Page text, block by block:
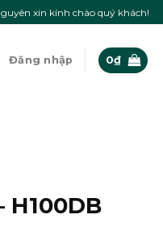
xin kính chào quý khách!
Đăng nhập 0₫
H100DB